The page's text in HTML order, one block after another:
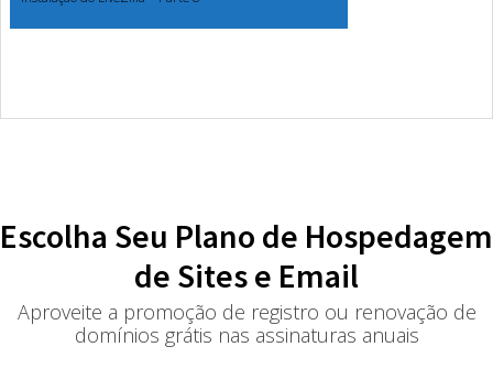
Escolha Seu Plano de Hospedagem
de Sites e Email
Aproveite a promoção de registro ou renovação de
domínios grátis nas assinaturas anuais